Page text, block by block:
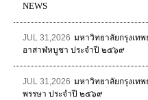
NEWS
JUL 31,2026 มหาวิทยาลัยกรุงเท
อาสาฬหบูชา ประจำปี ๒๕๖๙
JUL 31,2026 มหาวิทยาลัยกรุงเท
พรรษา ประจำปี ๒๕๖๙